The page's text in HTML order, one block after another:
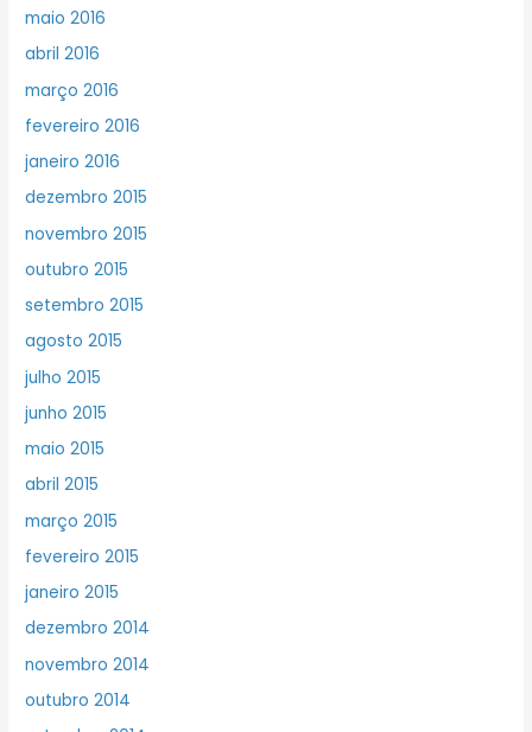
maio 2016
abril 2016
março 2016
fevereiro 2016
janeiro 2016
dezembro 2015
novembro 2015
outubro 2015
setembro 2015
agosto 2015
julho 2015
junho 2015
maio 2015
abril 2015
março 2015
fevereiro 2015
janeiro 2015
dezembro 2014
novembro 2014
outubro 2014